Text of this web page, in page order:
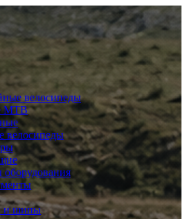
велосипеды
МTB
велосипеды
и шипы